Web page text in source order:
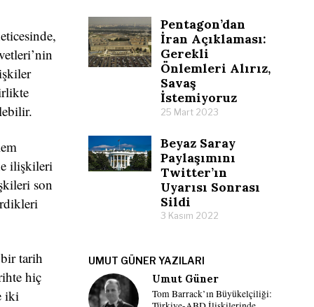
ilişkileri
son
tarih
hiç
iki
Pentagon’dan
İran Açıklaması:
Gerekli
Önlemleri Alırız,
Savaş
İstemiyoruz
25 Mart 2023
Beyaz Saray
Paylaşımını
Twitter’ın
Uyarısı Sonrası
Sildi
3 Kasım 2022
UMUT GÜNER YAZILARI
Umut Güner
Tom Barrack’ın Büyükelçiliği: